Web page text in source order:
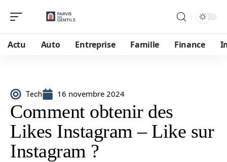
Actu Auto Entreprise Famille Finance
Tech 16 novembre 2024
Comment obtenir des
Likes Instagram – Like sur
Instagram ?